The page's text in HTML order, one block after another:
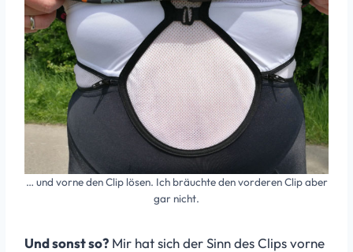
… und vorne den Clip lösen. Ich bräuchte den vorderen Clip aber
gar nicht.
Und sonst so?Mir hat sich der Sinn des Clips vorne